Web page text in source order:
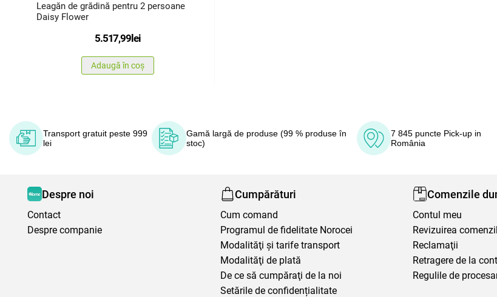
Leagăn de grădină pentru 2 persoane
Daisy Flower
5.517,99lei
Adaugă în coș
Transport gratuit peste 999
lei
Gamă largă de produse (99 % produse în
stoc)
7 845 puncte Pick-up in
România
Despre noi
Contact
Despre companie
Cumpărături
Cum comand
Programul de fidelitate Norocei
Modalităţi şi tarife transport
Modalităţi de plată
De ce să cumpăraţi de la noi
Setările de confidențialitate
Comenzile
Contul meu
Revizuirea
Reclamaţii
Retragere de la
Regulile de